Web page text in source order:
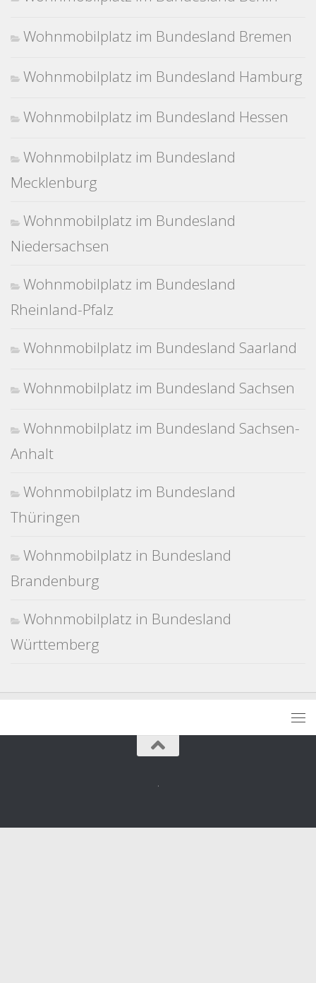
Wohnmobilplatz im Bundesland Bremen
Wohnmobilplatz im Bundesland Hamburg
Wohnmobilplatz im Bundesland Hessen
Wohnmobilplatz im Bundesland
Mecklenburg
Wohnmobilplatz im Bundesland
Niedersachsen
Wohnmobilplatz im Bundesland
Rheinland-Pfalz
Wohnmobilplatz im Bundesland Saarland
Wohnmobilplatz im Bundesland Sachsen
Wohnmobilplatz im Bundesland Sachsen-
Anhalt
Wohnmobilplatz im Bundesland
Thüringen
Wohnmobilplatz in Bundesland
Brandenburg
Wohnmobilplatz in Bundesland
Württemberg
.